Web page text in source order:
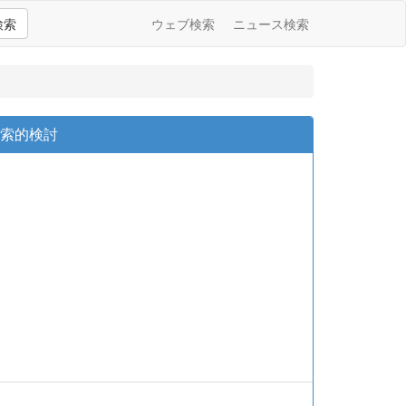
索 ウェブ検索 ニュース検索
的検討